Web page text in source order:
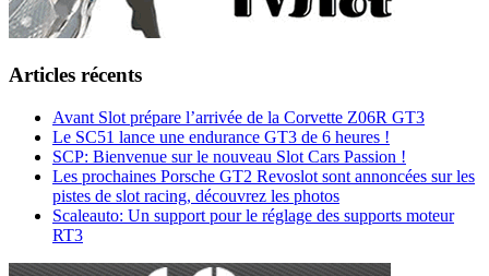
Articles récents
Avant Slot prépare l’arrivée de la Corvette Z06R GT3
Le SC51 lance une endurance GT3 de 6 heures !
SCP: Bienvenue sur le nouveau Slot Cars Passion !
Les prochaines Porsche GT2 Revoslot sont annoncées sur les
pistes de slot racing, découvrez les photos
Scaleauto: Un support pour le réglage des supports moteur
RT3